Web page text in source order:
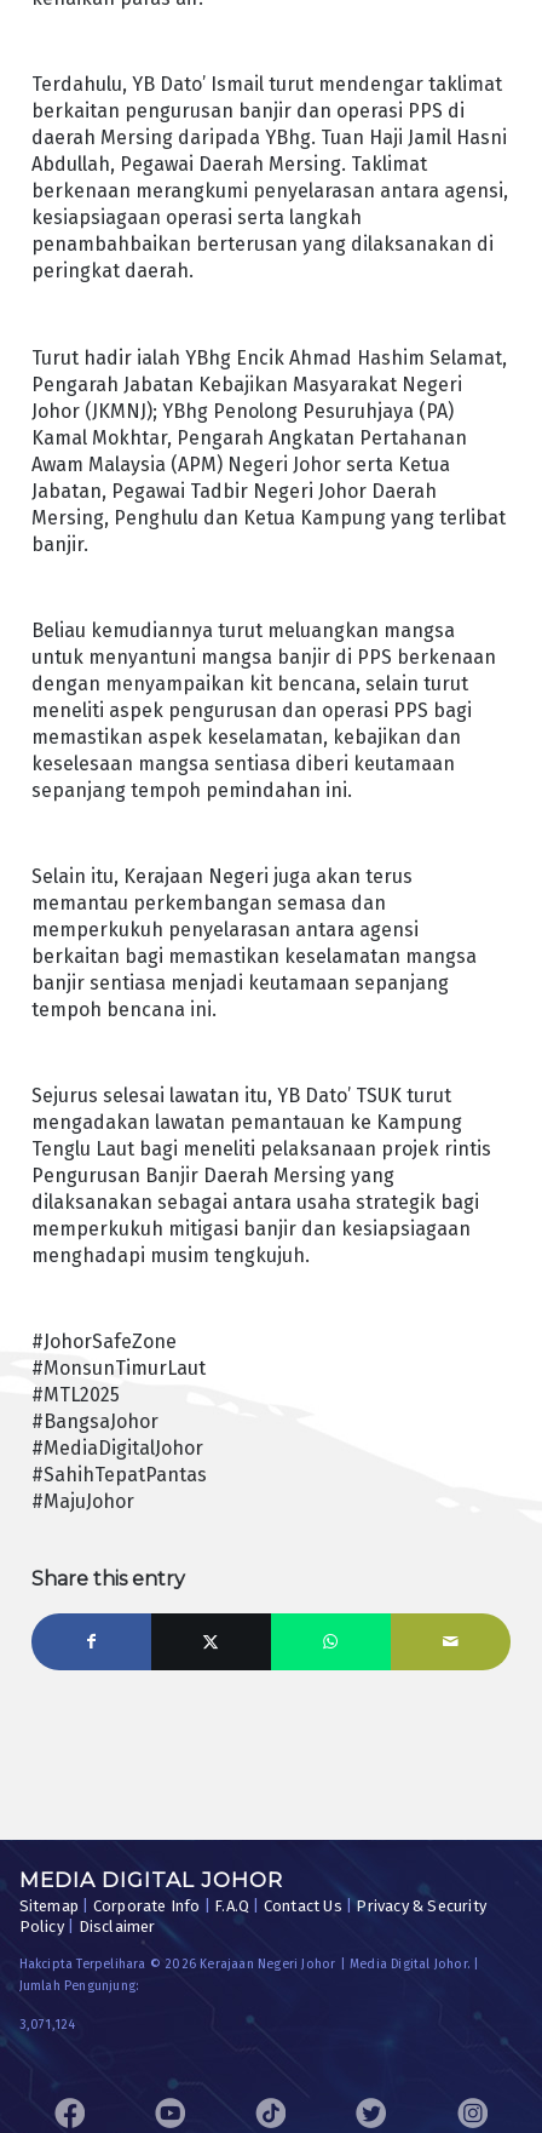
Terdahulu, YB Dato’ Ismail turut mendengar taklimat
berkaitan pengurusan banjir dan operasi PPS di
daerah Mersing daripada YBhg. Tuan Haji Jamil Hasni
Abdullah, Pegawai Daerah Mersing. Taklimat
berkenaan merangkumi penyelarasan antara agensi,
kesiapsiagaan operasi serta langkah
penambahbaikan berterusan yang dilaksanakan di
peringkat daerah.
Turut hadir ialah YBhg Encik Ahmad Hashim Selamat,
Pengarah Jabatan Kebajikan Masyarakat Negeri
Johor (JKMNJ); YBhg Penolong Pesuruhjaya (PA)
Kamal Mokhtar, Pengarah Angkatan Pertahanan
Awam Malaysia (APM) Negeri Johor serta Ketua
Jabatan, Pegawai Tadbir Negeri Johor Daerah
Mersing, Penghulu dan Ketua Kampung yang terlibat
banjir.
Beliau kemudiannya turut meluangkan mangsa
untuk menyantuni mangsa banjir di PPS berkenaan
dengan menyampaikan kit bencana, selain turut
meneliti aspek pengurusan dan operasi PPS bagi
memastikan aspek keselamatan, kebajikan dan
keselesaan mangsa sentiasa diberi keutamaan
sepanjang tempoh pemindahan ini.
Selain itu, Kerajaan Negeri juga akan terus
memantau perkembangan semasa dan
memperkukuh penyelarasan antara agensi
berkaitan bagi memastikan keselamatan mangsa
banjir sentiasa menjadi keutamaan sepanjang
tempoh bencana ini.
Sejurus selesai lawatan itu, YB Dato’ TSUK turut
mengadakan lawatan pemantauan ke Kampung
Tenglu Laut bagi meneliti pelaksanaan projek rintis
Pengurusan Banjir Daerah Mersing yang
dilaksanakan sebagai antara usaha strategik bagi
memperkukuh mitigasi banjir dan kesiapsiagaan
menghadapi musim tengkujuh.
#JohorSafeZone
#MonsunTimurLaut
#MTL2025
#BangsaJohor
#MediaDigitalJohor
#SahihTepatPantas
#MajuJohor
Share this entry
MEDIA DIGITAL JOHOR
Sitemap Corporate Info F.A.Q Contact Us |Privacy & Security
Policy| Disclaimer
Hakcipta Terpelihara © 2026 Kerajaan Negeri Johor | Media Digital Johor. |
Jumlah Pengunjung:
3,071,124